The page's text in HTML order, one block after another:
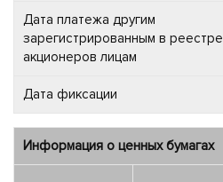
Дата платежа другим
зарегистрированным в реестре
акционеров лицам
Дата фиксации
Информация о ценных бумагах